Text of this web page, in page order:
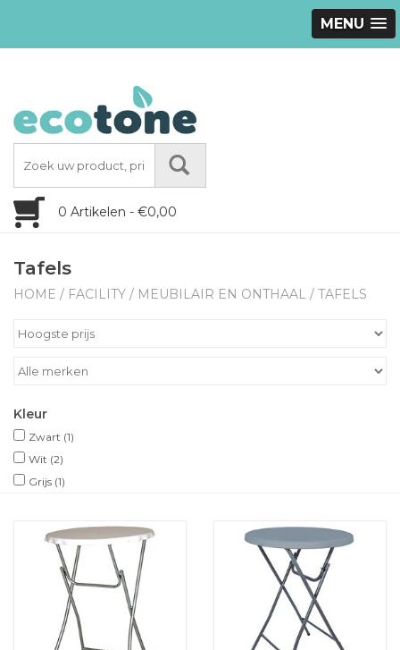
MENU
0 Artikelen - €0,00
Tafels
HOME / FACILITY / MEUBILAIR EN ONTHAAL / TAFELS
Kleur
Zwart (1)
Wit (2)
Grijs (1)